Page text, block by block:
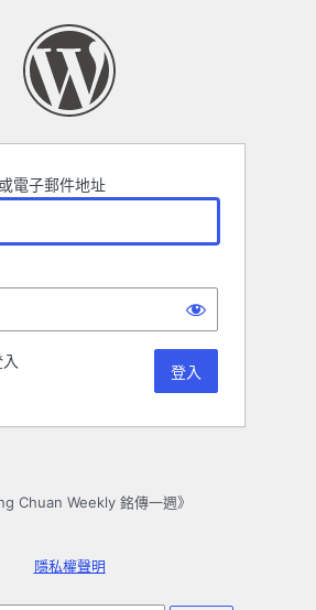
電子郵件地址
Chuan Weekly 銘傳一週》
隱私權聲明